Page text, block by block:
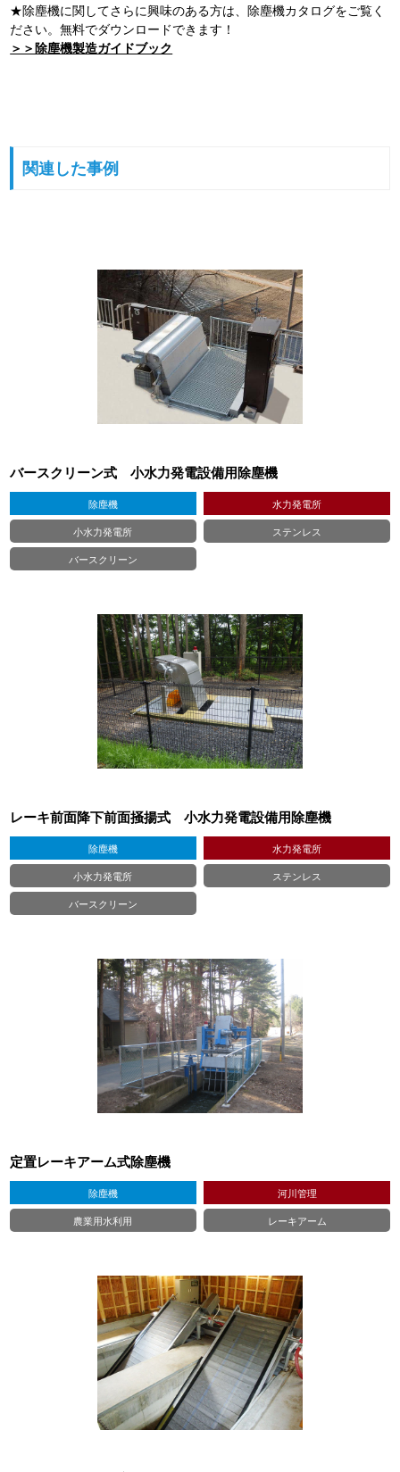
★除塵機に関してさらに興味のある方は、除塵機カタログをご覧く
ださい。無料でダウンロードできます！
＞＞除塵機製造ガイドブック
関連した事例
バースクリーン式 小水力発電設備用除塵機
除塵機
水力発電所
小水力発電所
ステンレス
バースクリーン
レーキ前面降下前面掻揚式 小水力発電設備用除塵機
除塵機
水力発電所
小水力発電所
ステンレス
バースクリーン
定置レーキアーム式除塵機
除塵機
河川管理
農業用水利用
レーキアーム